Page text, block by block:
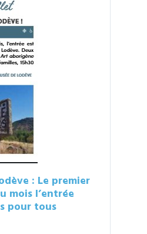
: Le premier
mois l’entrée
pour tous